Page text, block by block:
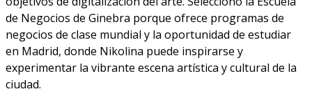
de Negocios de Ginebra porque ofrece programas de
negocios de clase mundial y la oportunidad de estudiar
en Madrid, donde Nikolina puede inspirarse y
experimentar la vibrante escena artística y cultural de la
ciudad.